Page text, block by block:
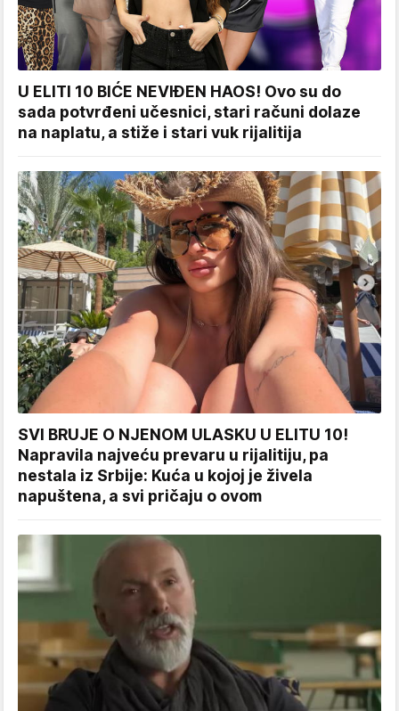
U ELITI 10 BIĆE NEVIĐEN HAOS! Ovo su do
sada potvrđeni učesnici, stari računi dolaze
na naplatu, a stiže i stari vuk rijalitija
SVI BRUJE O NJENOM ULASKU U ELITU 10!
Napravila najveću prevaru u rijalitiju, pa
nestala iz Srbije: Kuća u kojoj je živela
napuštena, a svi pričaju o ovom